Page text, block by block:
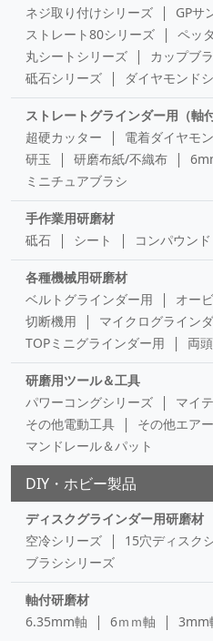
ネジ取り付けシリーズ
GPサ
ストレート80シリーズ
ペッ
丸シートシリーズ
カップブ
砥石シリーズ
ダイヤモンド
ストレートグラインダー用（軸
超硬カッター
電着ダイヤモ
研玉
研磨布紙/不織布
ミニチュアブラシ
手作業用研磨材
砥石
シート コンパウンド
各種機械用研磨材
ベルトグラインダー用
オー
切断機用
マイクログライン
TOPミニグラインダー用
両
研磨用ツール＆工具
パワーコングシリーズ
マイ
その他電動工具
その他エア
マンドレール＆パット
DIY・ホビー製品
ディスクグラインダー用研磨材
空冷シリーズ
15穴ディスク
ブラシシリーズ
軸付研磨材
6.35mm軸
6ｍｍ軸 3mm